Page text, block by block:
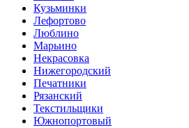
Кузьминки
Лефортово
Люблино
Марьино
Некрасовка
Нижегородский
Печатники
Рязанский
Текстильщики
Южнопортовый